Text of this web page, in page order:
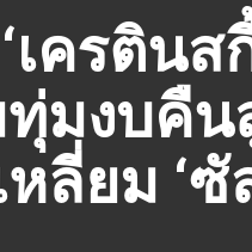
ครตินส
มงบคืน
ลี่ยม ‘ซั